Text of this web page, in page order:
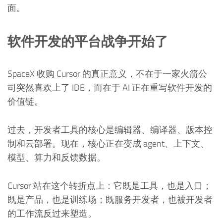
面。
软件开发的平台战争开始了
SpaceX 收购 Cursor 的真正意义，不在于一家火箭公
司突然喜欢上了 IDE，而在于 AI 正在重写软件开发的
价值链。
过去，开发者工具的核心是编辑器、编译器、版本控
制和云部署。现在，核心正在变成 agent、上下文、
模型、算力和反馈数据。
Cursor 站在这个转折点上：它既是工具，也是入口；
既是产品，也是训练场；既服务开发者，也被开发者
的工作流反过来塑造。